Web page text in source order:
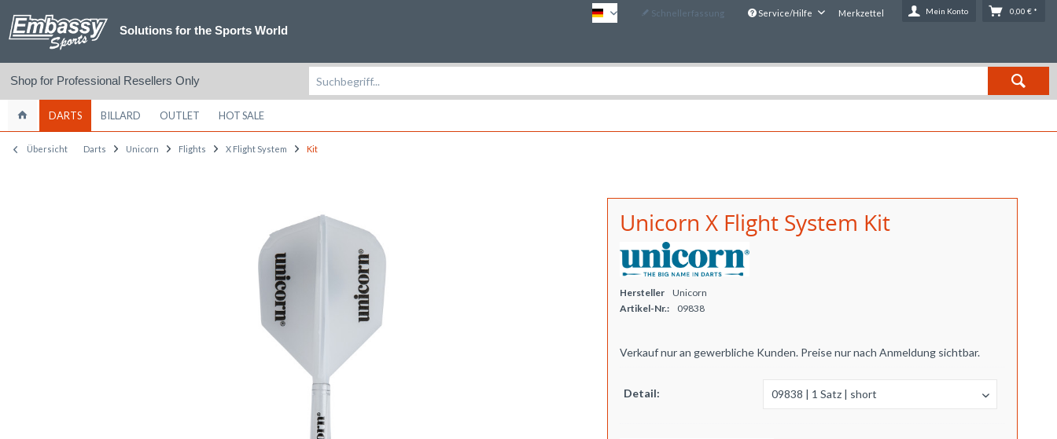
DE Schnellerfassung Service/Hilfe
Solutions for the Sports World
Merkzettel Mein Konto 0,00 € *
Shop for Professional Resellers Only
DARTS BILLARD OUTLET HOT SALE
Übersicht Darts Unicorn Flights X Flight System Kit
Unicorn X Flight System Kit
Hersteller
Unicorn
Artikel-Nr.:
09838
Verkauf nur an gewerbliche Kunden. Preise nur nach Anmeldung sichtbar.
Detail: